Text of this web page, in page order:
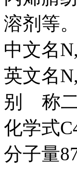
溶剂等
中文名
英文名
别 称二
化学式
分子量